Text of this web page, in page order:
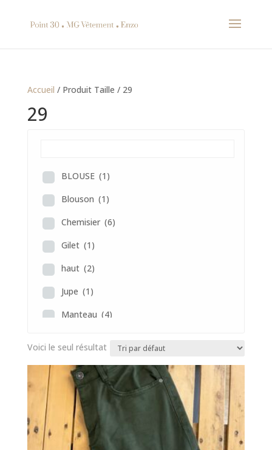
Accueil / Produit Taille / 29
29
BLOUSE (1)
Blouson (1)
Chemisier (6)
Gilet (1)
haut (2)
Jupe (1)
Manteau (4)
Pull(8)
Robe
Sac(4)
Voici le seul résultat